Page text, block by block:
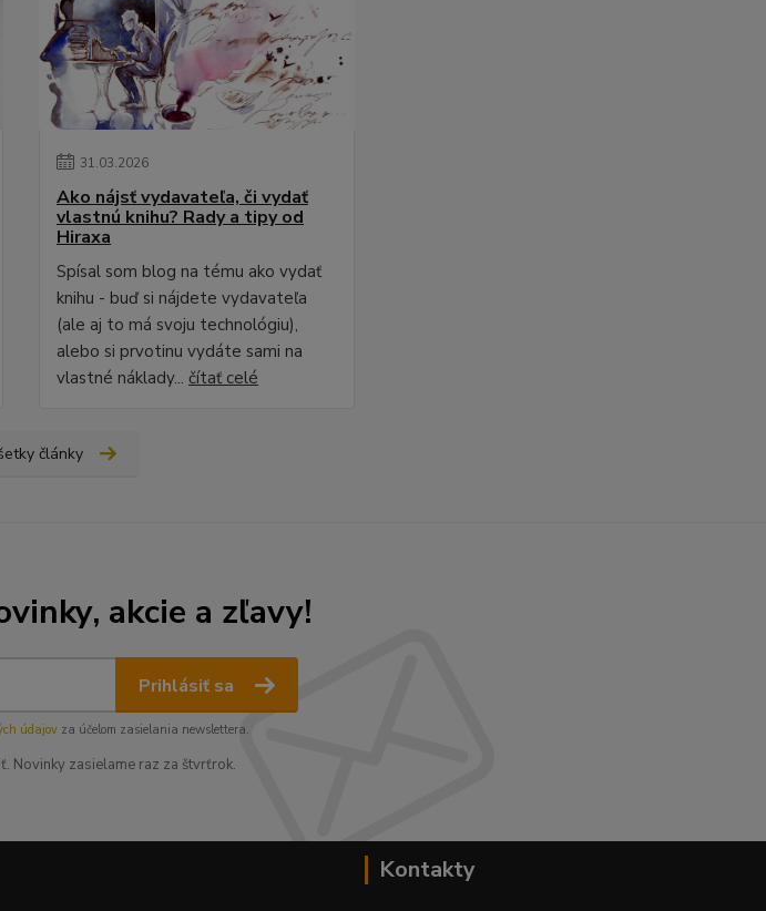
31.03.2026
Ako nájsť vydavateľa, či vydať
vlastnú knihu? Rady a tipy od
Hiraxa
Spísal som blog na tému ako vydať
knihu - buď si nájdete vydavateľa
(ale aj to má svoju technológiu),
alebo si prvotinu vydáte sami na
vlastné náklady... čítať celé
články
akcie a zľavy!
Prihlásiť sa
údajovza účelom zasielania newslettera.
Novinky zasielame raz za štvrťrok.
Kontakty